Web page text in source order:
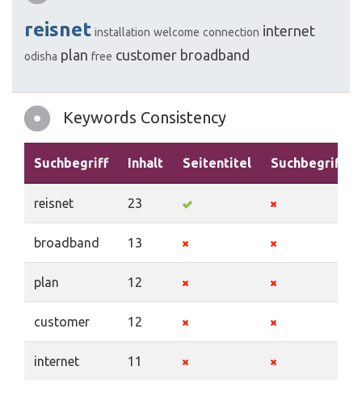
reisnet installation welcome connection internet
odisha plan free customer broadband
Keywords Consistency
Suchbegriff Inhalt Seitentitel Suchbegriffe
reisnet 23
broadband 13
plan 12
customer 12
internet 11